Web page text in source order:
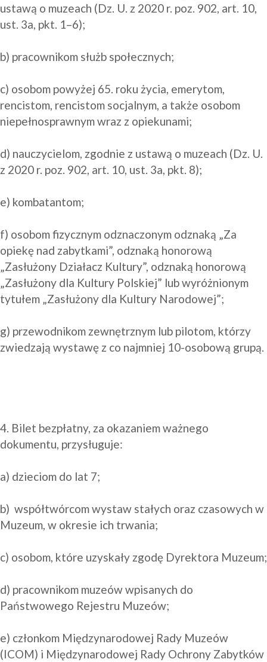
ustawą o muzeach (Dz. U. z 2020 r. poz. 902, art. 10,
ust. 3a, pkt. 1–6);
b) pracownikom służb społecznych;
c) osobom powyżej 65. roku życia, emerytom,
rencistom, rencistom socjalnym, a także osobom
niepełnosprawnym wraz z opiekunami;
d) nauczycielom, zgodnie z ustawą o muzeach (Dz. U.
z 2020 r. poz. 902, art. 10, ust. 3a, pkt. 8);
e) kombatantom;
f) osobom fizycznym odznaczonym odznaką „Za
opiekę nad zabytkami”, odznaką honorową
„Zasłużony Działacz Kultury”, odznaką honorową
„Zasłużony dla Kultury Polskiej” lub wyróżnionym
tytułem „Zasłużony dla Kultury Narodowej”;
g) przewodnikom zewnętrznym lub pilotom, którzy
zwiedzają wystawę z co najmniej 10-osobową grupą.
4. Bilet bezpłatny, za okazaniem ważnego
dokumentu, przysługuje:
a) dzieciom do lat 7;
b)  współtwórcom wystaw stałych oraz czasowych w
Muzeum, w okresie ich trwania;
c) osobom, które uzyskały zgodę Dyrektora Muzeum;
d) pracownikom muzeów wpisanych do
Państwowego Rejestru Muzeów;
e) członkom Międzynarodowej Rady Muzeów
(ICOM) i Międzynarodowej Rady Ochrony Zabytków